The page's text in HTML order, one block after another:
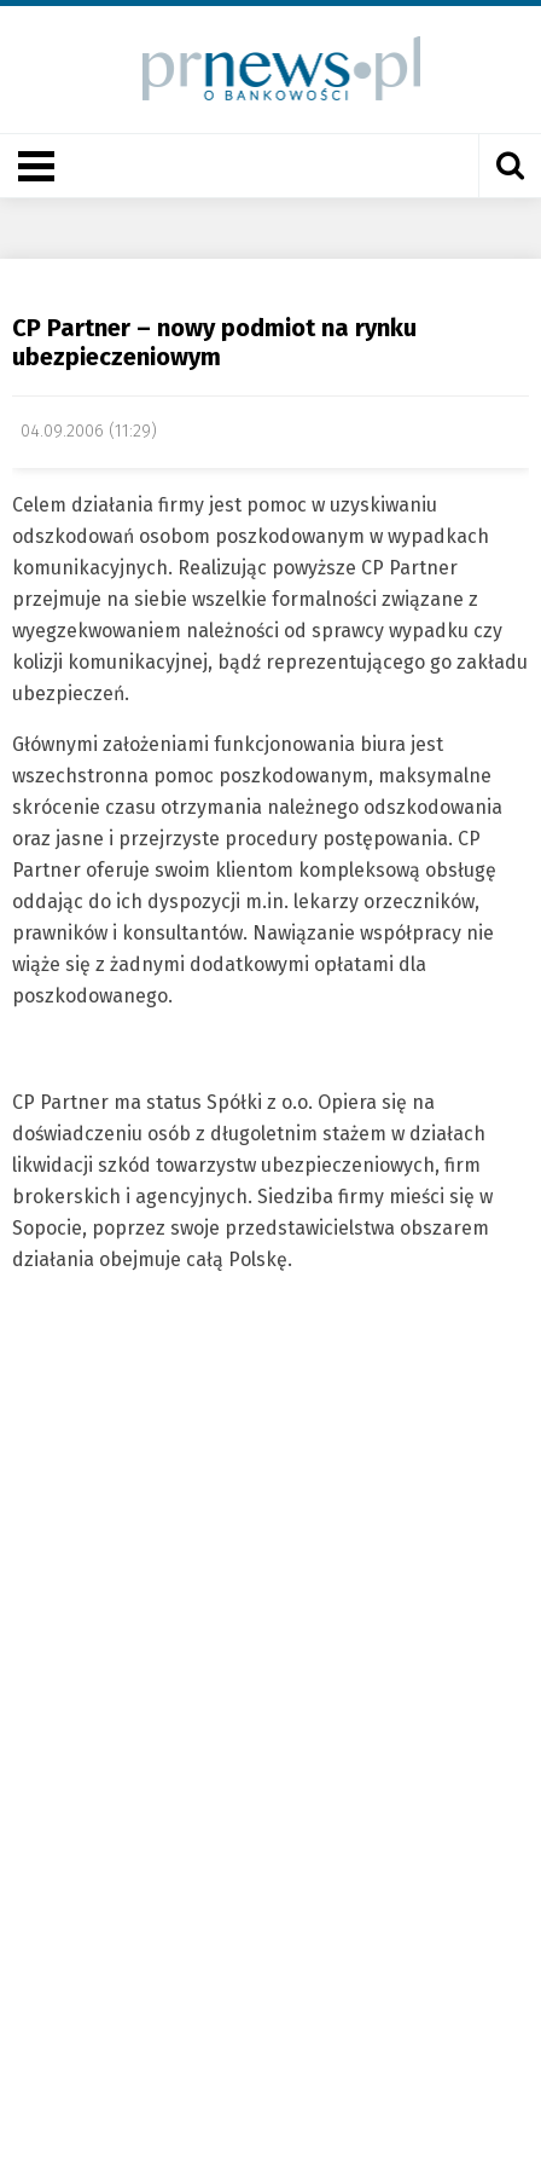
CP Partner – nowy podmiot na rynku
ubezpieczeniowym
04.09.2006 (11:29)
Celem działania firmy jest pomoc w uzyskiwaniu
odszkodowań osobom poszkodowanym w wypadkach
komunikacyjnych. Realizując powyższe CP Partner
przejmuje na siebie wszelkie formalności związane z
wyegzekwowaniem należności od sprawcy wypadku czy
kolizji komunikacyjnej, bądź reprezentującego go zakładu
ubezpieczeń.
Głównymi założeniami funkcjonowania biura jest
wszechstronna pomoc poszkodowanym, maksymalne
skrócenie czasu otrzymania należnego odszkodowania
oraz jasne i przejrzyste procedury postępowania. CP
Partner oferuje swoim klientom kompleksową obsługę
oddając do ich dyspozycji m.in. lekarzy orzeczników,
prawników i konsultantów. Nawiązanie współpracy nie
wiąże się z żadnymi dodatkowymi opłatami dla
poszkodowanego.
CP Partner ma status Spółki z o.o. Opiera się na
doświadczeniu osób z długoletnim stażem w działach
likwidacji szkód towarzystw ubezpieczeniowych, firm
brokerskich i agencyjnych. Siedziba firmy mieści się w
Sopocie, poprzez swoje przedstawicielstwa obszarem
działania obejmuje całą Polskę.